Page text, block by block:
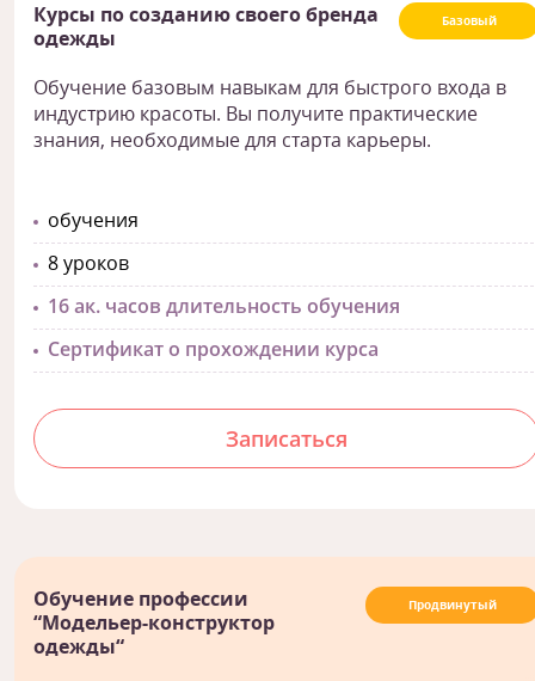
Базовый
Курсы по созданию своего бренда
одежды
Обучение базовым навыкам для быстрого входа в
индустрию красоты. Вы получите практические
знания, необходимые для старта карьеры.
обучения
8 уроков
16 ак. часов длительность обучения
Сертификат о прохождении курса
Записаться
Продвинутый
Обучение профессии
“Модельер-конструктор
одежды“